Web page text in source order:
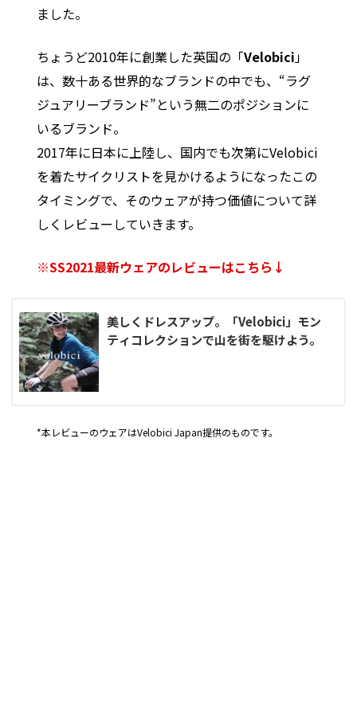
ました。
ちょうど2010年に創業した英国の「Velobici 」
は、数十ある世界的なブランドの中でも、“ラグ
ジュアリーブランド”という無二のポジションに
いるブランド。
2017年に日本に上陸し、国内でも次第にVelobici
を着たサイクリストを見かけるようになったこの
タイミングで、そのウェアが持つ価値について詳
しくレビューしていきます。
※SS2021最新ウェアのレビューはこちら↓
美しくドレスアップ。「Velobici」モン
ティコレクションで山を街を駆けよう。
*本レビューのウェアはVelobici Japan提供のものです。